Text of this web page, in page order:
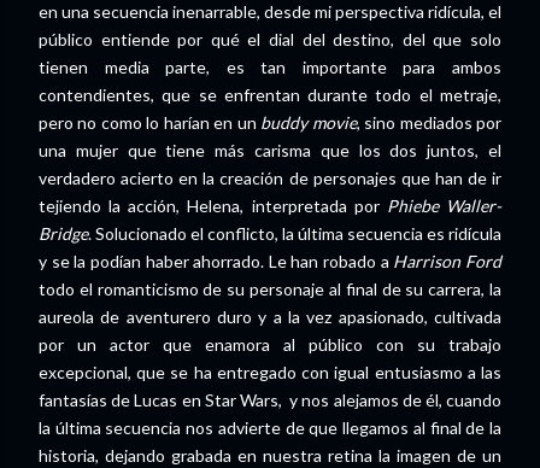
en una secuencia inenarrable, desde mi perspectiva ridícula, el
público entiende por qué el dial del destino, del que solo
tienen media parte, es tan importante para ambos
contendientes, que se enfrentan durante todo el metraje,
pero no como lo harían en un buddy movie, sino mediados por
una mujer que tiene más carisma que los dos juntos, el
verdadero acierto en la creación de personajes que han de ir
tejiendo la acción, Helena, interpretada por Phiebe Waller-
Bridge. Solucionado el conflicto, la última secuencia es ridícula
y se la podían haber ahorrado. Le han robado a Harrison Ford
todo el romanticismo de su personaje al final de su carrera, la
aureola de aventurero duro y a la vez apasionado, cultivada
por un actor que enamora al público con su trabajo
excepcional, que se ha entregado con igual entusiasmo a las
fantasías de Lucas en Star Wars, y nos alejamos de él, cuando
la última secuencia nos advierte de que llegamos al final de la
historia, dejando grabada en nuestra retina la imagen de un